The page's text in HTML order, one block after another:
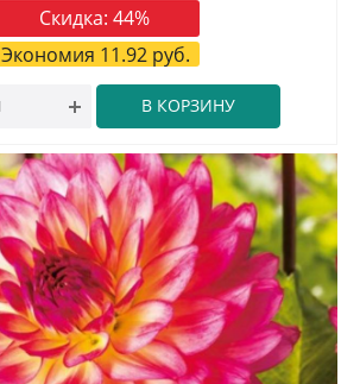
Скидка: 44%
Экономия 11.92 руб.
В КОРЗИНУ